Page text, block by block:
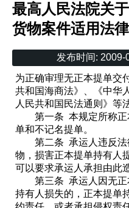
最高人民法院关
货物案件适用法
发布时间: 2009-
为正确审理无正本提单交
共和国海商法》、《中华
人民共和国民法通则》等
第一条 本规定所称正
单和不记名提单。
第二条 承运人违反法
物，损害正本提单持有人
可以要求承运人承担由此
第三条 承运人因无正
持有人损失的，正本提单